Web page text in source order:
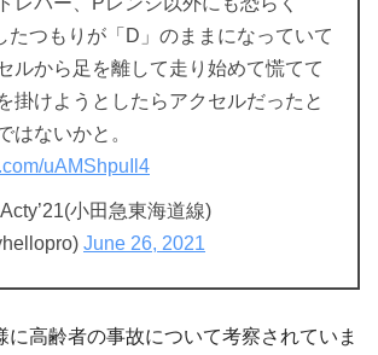
たつもりが「D」のままになっていて
ルから足を離して走り始めて慌てて
掛けようとしたらアクセルだったと
はないかと。
uAMShpuIl4
小田急東海道線)
June 26, 2021
に高齢者の事故について考察されていま